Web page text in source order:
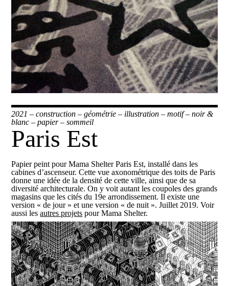
2021 –construction –géométrie – illustration –motif–noir &
blanc –papier–sommeil
Paris Est
Papier peint pour Mama Shelter Paris Est, installé dans les
cabines d’ascenseur. Cette vue axonométrique des toits de Paris
donne une idée de la densité de cette ville, ainsi que de sa
diversité architecturale. On y voit autant les coupoles des grands
magasins que les cités du 19e arrondissement. Il existe une
version « de jour » et une version « de nuit ». Juillet 2019. Voir
aussi lesautres projets pour Mama Shelter.